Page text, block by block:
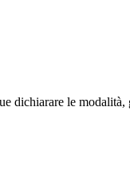
dichiarare le